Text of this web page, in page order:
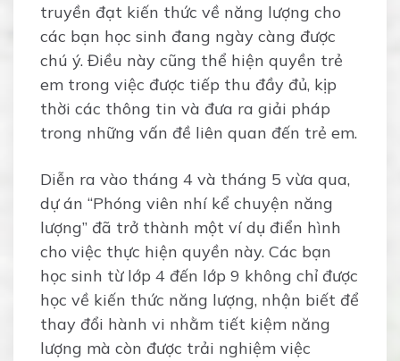
truyền đạt kiến thức về năng lượng cho
các bạn học sinh đang ngày càng được
chú ý. Điều này cũng thể hiện quyền trẻ
em trong việc được tiếp thu đầy đủ, kịp
thời các thông tin và đưa ra giải pháp
trong những vấn đề liên quan đến trẻ em.
Diễn ra vào tháng 4 và tháng 5 vừa qua,
dự án “Phóng viên nhí kể chuyện năng
lượng” đã trở thành một ví dụ điển hình
cho việc thực hiện quyền này. Các bạn
học sinh từ lớp 4 đến lớp 9 không chỉ được
học về kiến thức năng lượng, nhận biết để
thay đổi hành vi nhằm tiết kiệm năng
lượng mà còn được trải nghiệm việc